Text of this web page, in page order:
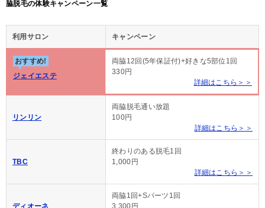
脇脱毛の体験キャンペーン一覧
利用サロン キャンペーン
おすすめ!
ジェイエステ
両脇12回(5年保証付)+好きな5部位1回
330円
詳細はこちら＞＞
リンリン
両脇脱毛通い放題
100円
詳細はこちら＞＞
TBC
終わりのある脱毛1回
1,000円
詳細はこちら＞＞
ディオーネ
両脇1回+Sパーツ1回
3,300円